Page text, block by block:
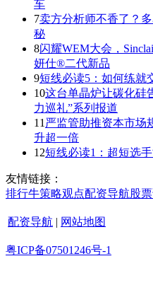
车
7卖方分析师不香了？
秘
8闪耀WEM大会，
妍仕®二代新品
9短线必读5：如何练就
10这台单晶炉让碳化硅
力巡礼”系列报道
11 严监管助推资本市场
升超一倍
12短线必读1：超短选
友情链接：
排行牛策略观点配资导航股
配资导航 | 网站地图
粤ICP备07501246号-1